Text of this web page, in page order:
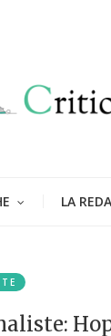
LA